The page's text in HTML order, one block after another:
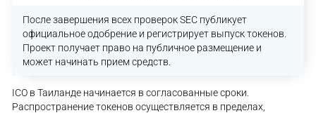
После завершения всех проверок SEC публикует
официальное одобрение и регистрирует выпуск токенов.
Проект получает право на публичное размещение и
может начинать прием средств.
ICO в Таиланде начинается в согласованные сроки.
Распространение токенов осуществляется в пределах,